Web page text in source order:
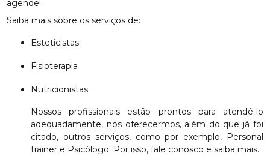
agende!
Saiba mais sobre os serviços de:
Esteticistas
Fisioterapia
Nutricionistas
Nossos profissionais estão prontos para atendê-lo
adequadamente, nós oferecermos, além do que já foi
citado, outros serviços, como por exemplo, Personal
trainer e Psicólogo. Por isso, fale conosco e saiba mais.